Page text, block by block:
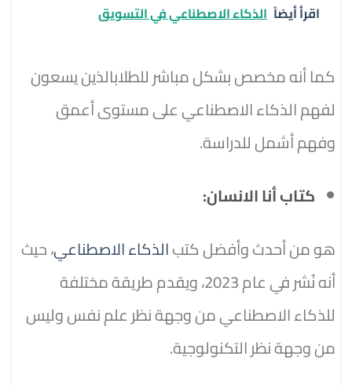
اقرأ أيضاً الذكاء الاصطناعي في التسويق
كما أنه مخصص بشكل مباشر للطلابالذين يسعون
لفهم الذكاء الاصطناعي على مستوى أعمق
وفهم أشمل للدراسة.
كتاب أنا الانسان:
هو من أحدث وأفضل كتبالذكاء الاصطناعي، حيث
أنه نُشر في عام 2023، ويقدم طريقة مختلفة
للذكاء الاصطناعي من وجهة نظر علم نفس وليس
من وجهة نظر التكنولوجية.